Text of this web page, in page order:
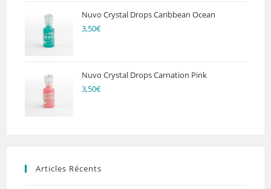
Nuvo Crystal Drops Caribbean Ocean
3,50€
Nuvo Crystal Drops Carnation Pink
3,50€
Articles Récents